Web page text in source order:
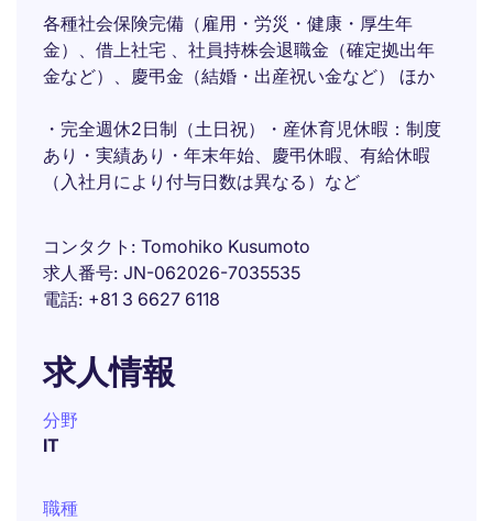
各種社会保険完備（雇用・労災・健康・厚生年
金）、借上社宅 、社員持株会退職金（確定拠出年
金など）、慶弔金（結婚・出産祝い金など） ほか
・完全週休2日制（土日祝）・産休育児休暇：制度
あり・実績あり・年末年始、慶弔休暇、有給休暇
（入社月により付与日数は異なる）など
コンタクト
Tomohiko Kusumoto
求人番号 JN-062026-7035535
電話 +81 3 6627 6118
求人情報
分野
IT
職種